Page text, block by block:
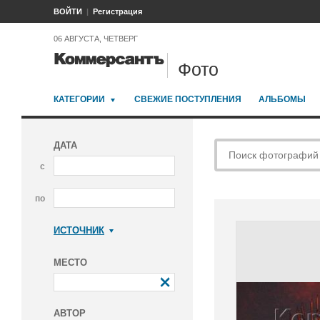
ВОЙТИ Регистрация
06 АВГУСТА, ЧЕТВЕРГ
Фото
КАТЕГОРИИ СВЕЖИЕ ПОСТУПЛЕНИЯ АЛЬБОМЫ
ДАТА
с
по
ИСТОЧНИК
МЕСТО
АВТОР